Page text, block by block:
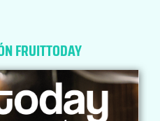
FRUITTODAY